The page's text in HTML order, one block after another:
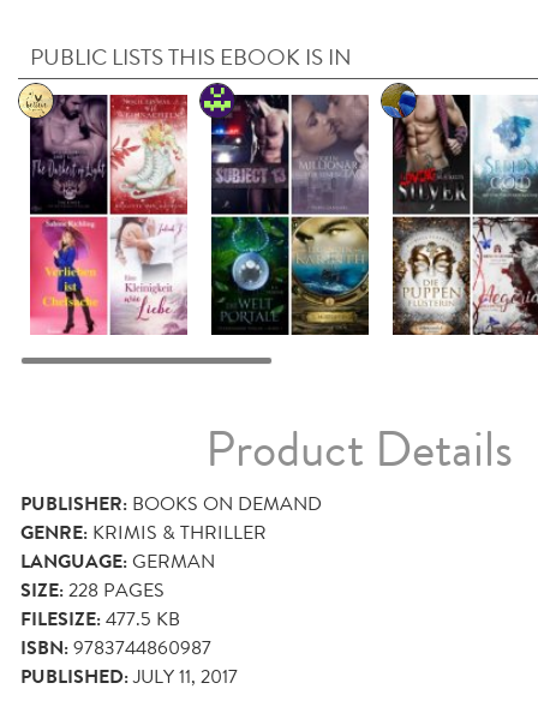
PUBLIC LISTS THIS EBOOK IS IN
Product Details
PUBLISHER: BOOKS ON DEMAND
GENRE: KRIMIS & THRILLER
LANGUAGE:GERMAN
SIZE:228 PAGES
FILESIZE:477.5 KB
ISBN:9783744860987
PUBLISHED:JULY 11, 2017